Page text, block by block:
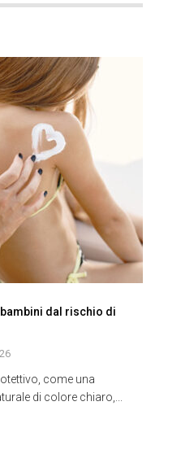
dal rischio di
come una
di colore chiaro,...